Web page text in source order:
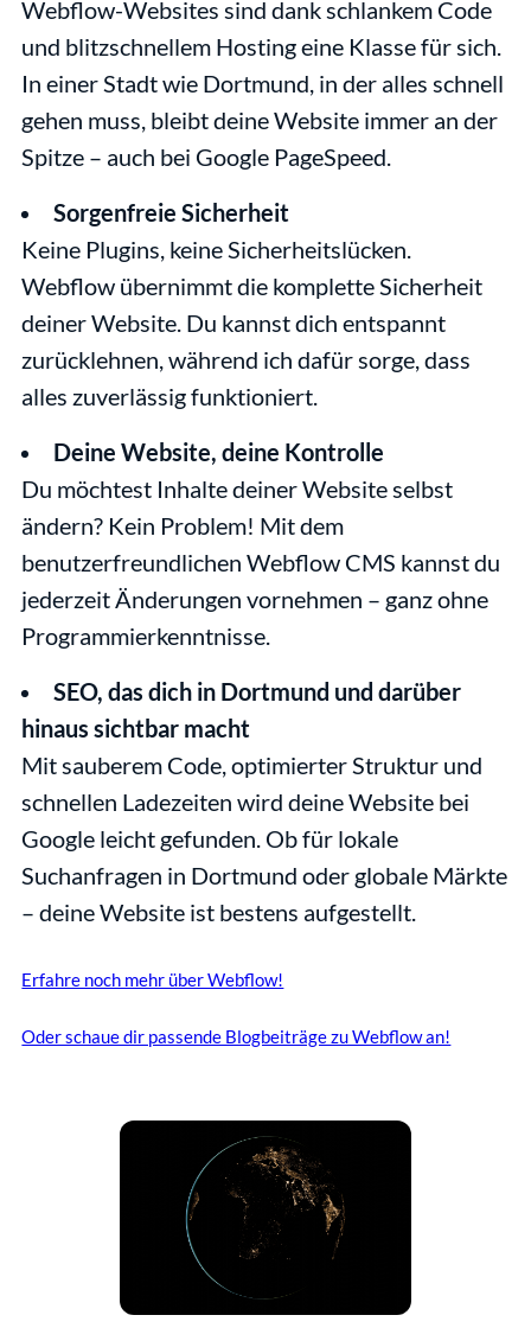
Webflow-Websites sind dank schlankem Code
und blitzschnellem Hosting eine Klasse für sich.
In einer Stadt wie Dortmund, in der alles schnell
gehen muss, bleibt deine Website immer an der
Spitze – auch bei Google PageSpeed.
Sorgenfreie Sicherheit
Keine Plugins, keine Sicherheitslücken.
Webflow übernimmt die komplette Sicherheit
deiner Website. Du kannst dich entspannt
zurücklehnen, während ich dafür sorge, dass
alles zuverlässig funktioniert.
Deine Website, deine Kontrolle
Du möchtest Inhalte deiner Website selbst
ändern? Kein Problem! Mit dem
benutzerfreundlichen Webflow CMS kannst du
jederzeit Änderungen vornehmen – ganz ohne
Programmierkenntnisse.
SEO, das dich in Dortmund und darüber
hinaus sichtbar macht
Mit sauberem Code, optimierter Struktur und
schnellen Ladezeiten wird deine Website bei
Google leicht gefunden. Ob für lokale
Suchanfragen in Dortmund oder globale Märkte
– deine Website ist bestens aufgestellt.
Erfahre noch mehr über Webflow!
Oder schaue dir passende Blogbeiträge zu Webflow an!